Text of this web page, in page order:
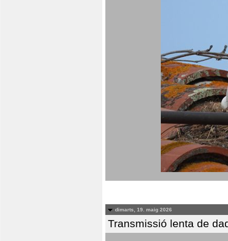
dimarts, 19. maig 2026
Transmissió lenta de